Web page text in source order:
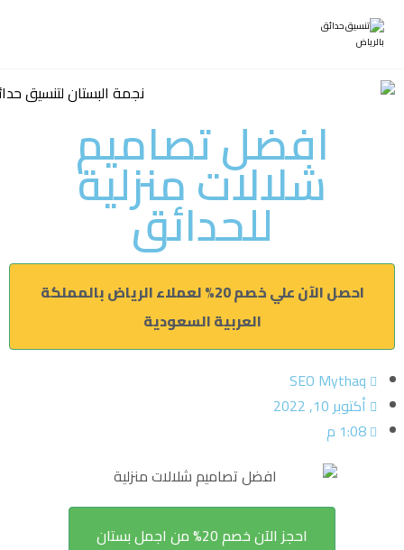
افضل تصاميم
شلالات منزلية
للحدائق
احصل الآن علي خصم 20% لعملاء الرياض بالمملكة
العربية السعودية
SEO Mythaq
أكتوبر 10, 2022
1:08 م
احجز الآن خصم 20% من اجمل بستان